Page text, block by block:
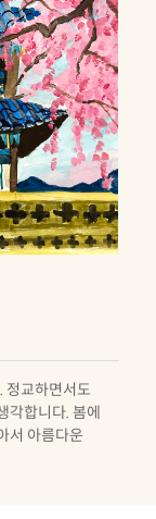
정교하면서도
각합니다. 봄에
서 아름다운